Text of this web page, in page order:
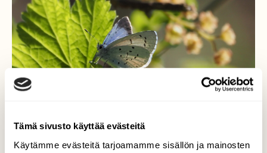
Tämä sivusto käyttää evästeitä
Käytämme evästeitä tarjoamamme sisällön ja mainosten